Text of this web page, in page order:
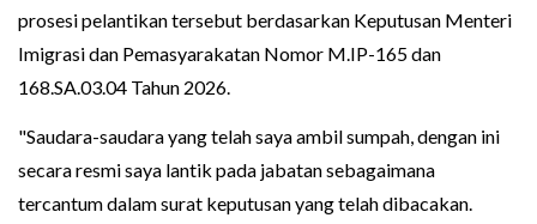
prosesi pelantikan tersebut berdasarkan Keputusan Menteri
Imigrasi dan Pemasyarakatan Nomor M.IP-165 dan
168.SA.03.04 Tahun 2026.
"Saudara-saudara yang telah saya ambil sumpah, dengan ini
secara resmi saya lantik pada jabatan sebagaimana
tercantum dalam surat keputusan yang telah dibacakan.